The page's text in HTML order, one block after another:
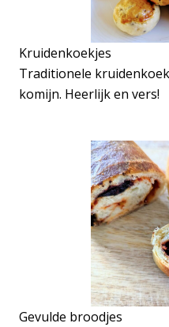
Kruidenkoekjes
Traditionele
komijn. Heerlijk en vers!
Gevulde broodjes